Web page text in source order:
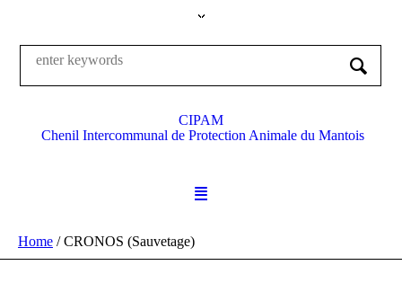
CIPAM
Chenil Intercommunal de Protection Animale du Mantois
Home /CRONOS (Sauvetage)